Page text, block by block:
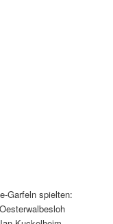
Garfeln spielten: